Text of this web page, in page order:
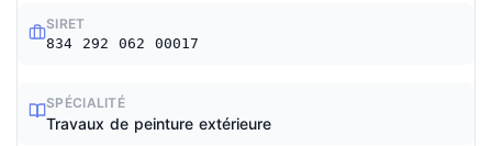
SIRET
834 292 062 00017
SPÉCIALITÉ
Travaux de peinture extérieure